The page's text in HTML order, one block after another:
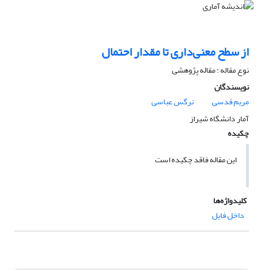
از سطح معنی‌داری تا مقدار احتمال
نوع مقاله : مقاله پژوهشی
نویسندگان
مریم قدسی
نرگس عباسی
آمار دانشگاه شیراز
چکیده
این مقاله فاقد چکیده است
کلیدواژه‌ها
داخل فایل